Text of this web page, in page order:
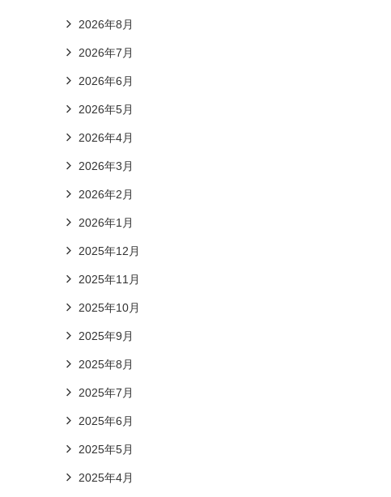
2026年8月
2026年7月
2026年6月
2026年5月
2026年4月
2026年3月
2026年2月
2026年1月
2025年12月
2025年11月
2025年10月
2025年9月
2025年8月
2025年7月
2025年6月
2025年5月
2025年4月